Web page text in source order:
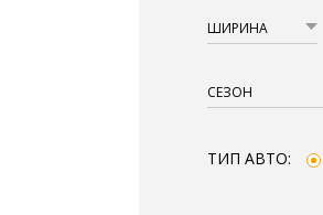
ШИРИНА
СЕЗОН
ТИП АВТО: